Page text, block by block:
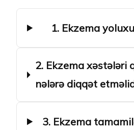
1. Ekzema
2. Ekzema xəstələri
nələrə diqqət
3. Ekzema